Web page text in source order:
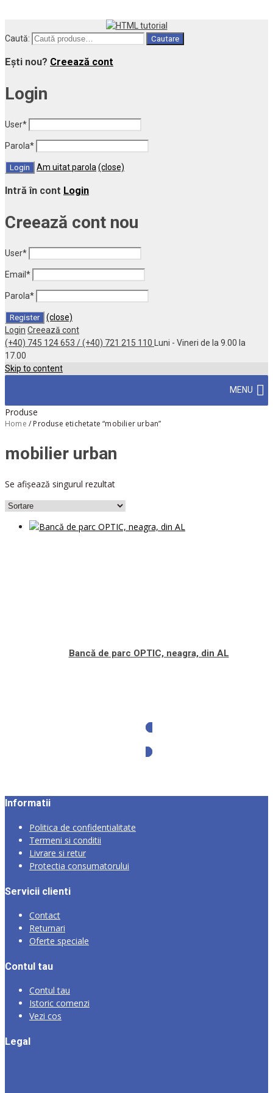
Caută: Cautare
Ești nou? Creează cont
Login
User*
Parola*
Am uitat parola (close)
Intră în cont Login
Creează cont nou
User*
Email *
Parola*
(close)
Login Creează cont
(+40) 745 124 653 / (+40) 721 215 110
Luni - Vineri de la 9.00 la
17.00
Skip to content
MENU
Produse
Home / Produse etichetate “mobilier urban”
mobilier urban
Se afișează singurul rezultat
Bancă de parc OPTIC, neagra, din AL
Informatii
Politica de confidentialitate
Termeni si conditii
Livrare si retur
Protectia consumatorului
Servicii clienti
Contact
Returnari
Oferte speciale
Contul tau
Contul tau
Istoric comenzi
Vezi cos
Legal